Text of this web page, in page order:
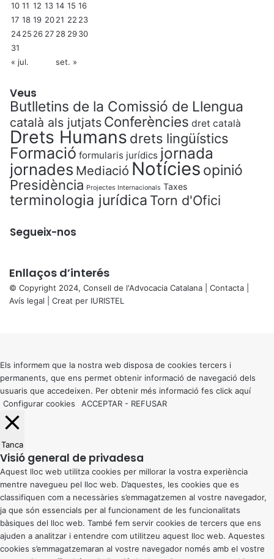
10 11 12 13 14 15 16
17 18 19 2021 22 23
2425 26 27 28 2930
31
« jul.
set. »
Veus
Butlletins de la Comissió de Llengua
català als jutjats Conferències dret català
Drets Humans drets lingüístics
Formació formularis jurídics jornada
jornades Mediació Notícies opinió
Presidència Projectes Internacionals Taxes
terminologia jurídica Torn d'Ofici
Segueix-nos
Enllaços d’interés
© Copyright 2024, Consell de l'Advocacia Catalana | Contacta
Avís legal | Creat per IURISTEL
button
Els informem que la nostra web disposa de cookies tercers i
permanents, que ens permet obtenir informació de navegació dels
usuaris que accedeixen. Per obtenir més informació fes click aquí
Configurar cookies
ACCEPTAR - REFUSAR
Tanca
Visió general de privadesa
Aquest lloc web utilitza cookies per millorar la vostra experiència
mentre navegueu pel lloc web. D’aquestes, les cookies que es
classifiquen com a necessàries s’emmagatzemen al vostre navegador,
ja que són essencials per al funcionament de les funcionalitats
bàsiques del lloc web. També fem servir cookies de tercers que ens
ajuden a analitzar i entendre com utilitzeu aquest lloc web. Aquestes
cookies s’emmagatzemaran al vostre navegador només amb el vostre